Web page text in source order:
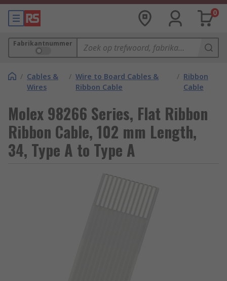
0
Fabrikantnummer
/ Cables &
Wires
/ Wire to Board Cables &
Ribbon Cable
/ Ribbon
Cable
Molex 98266 Series, Flat Ribbon
Ribbon Cable, 102 mm Length,
34, Type A to Type A